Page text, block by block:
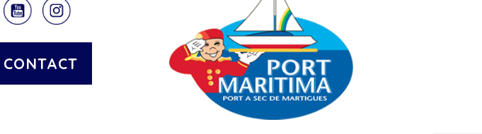
CONTACT